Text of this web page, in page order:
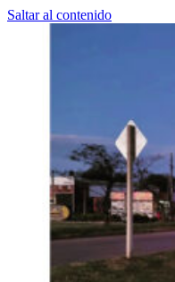
Saltar al contenido